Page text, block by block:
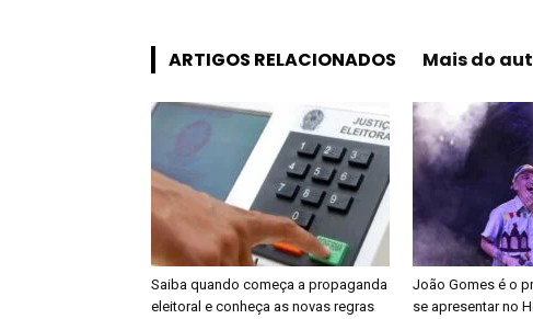
ARTIGOS RELACIONADOS Mais do
Saiba quando começa a propaganda
eleitoral e conheça as novas regras
João Gomes é o
se apresentar no